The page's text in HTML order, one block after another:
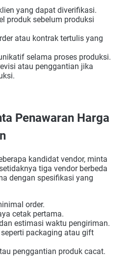
yang dapat diverifikasi.
produk sebelum produksi
atau kontrak tertulis yang
selama proses produksi.
atau penggantian jika
Penawaran Harga
kandidat vendor, minta
tiga vendor berbeda
dengan spesifikasi yang
order.
cetak pertama.
estimasi waktu pengiriman.
packaging atau gift
penggantian produk cacat.